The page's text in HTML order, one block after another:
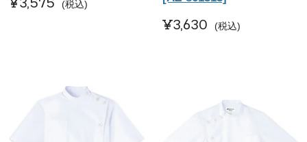
税込
¥3,630 税込